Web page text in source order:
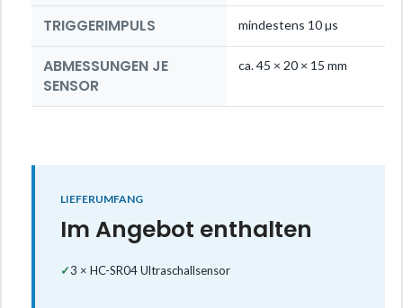
TRIGGERIMPULS mindestens 10 µs
ABMESSUNGEN JE
SENSOR
ca. 45 × 20 × 15 mm
LIEFERUMFANG
Im Angebot enthalten
✓3 × HC-SR04 Ultraschallsensor